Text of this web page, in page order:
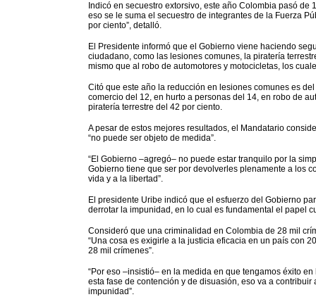
Indicó en secuestro extorsivo, este año Colombia pasó
eso se le suma el secuestro de integrantes de la Fuerza
por ciento”, detalló.
El Presidente informó que el Gobierno viene haciendo
ciudadano, como las lesiones comunes, la piratería
mismo que al robo de automotores y motocicletas, los
Citó que este año la reducción en lesiones comunes es
comercio del 12, en hurto a personas del 14, en robo de
piratería terrestre del 42 por ciento.
A pesar de estos mejores resultados, el Mandatario
“no puede ser objeto de medida”.
“El Gobierno –agregó– no puede estar tranquilo por la
Gobierno tiene que ser por devolverles plenamente a los
vida y a la libertad”.
El presidente Uribe indicó que el esfuerzo del Gobierno
derrotar la impunidad, en lo cual es fundamental el papel
Consideró que una criminalidad en Colombia de 28 mil
“Una cosa es exigirle a la justicia eficacia en un país con
28 mil crímenes”.
“Por eso –insistió– en la medida en que tengamos éxito
esta fase de contención y de disuasión, eso va a
impunidad”.